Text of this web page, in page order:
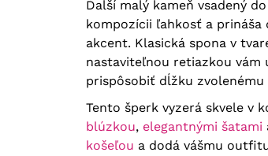
Ďalší malý kameň vsadený
kompozícii ľahkosť a prináša
akcent. Klasická spona v
nastaviteľnou retiazkou vám
prispôsobiť dĺžku zvolenému
Tento šperk vyzerá skvele v
blúzkou, elegantnými šatami
košeľou a dodá vášmu